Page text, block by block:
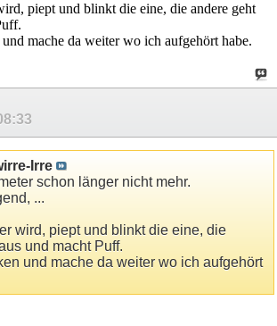
piept und blinkt die eine, die andere geht
mache da weiter wo ich aufgehört habe.
Irre
schon länger nicht mehr.
...
wird, piept und blinkt die eine, die
und macht Puff.
und mache da weiter wo ich aufgehört